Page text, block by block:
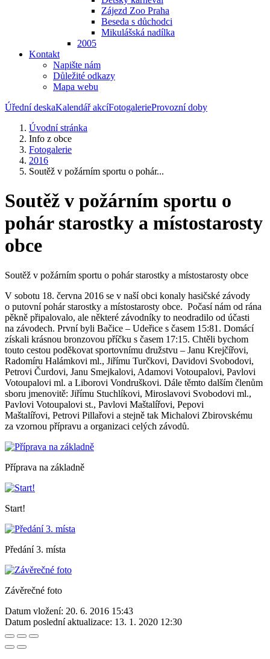
Zájezd Zoo Praha
Beseda s důchodci
Mikulášská nadílka
2005
Kontakt
Napište nám
Důležité odkazy
Mapa webu
Úřední deskaKalendář akcíFotogalerieProvozní doby
Úvodní stránka
Info z obce
Fotogalerie
2016
Soutěž v požárním sportu o pohár...
Soutěž v požárním sportu o
pohár starostky a místostarosty
obce
Soutěž v požárním sportu o pohár starostky a místostarosty obce
V sobotu 18. června 2016 se v naší obci konaly hasičské závody
o putovní pohár starostky a místostarosty obce. Počasí nám od rána
pěkně připalovalo, ale některé závodníky to neodradilo od účasti
na závodech. První byli Bačice – Udeřice s časem 15:81. Domácí
získali krásnou bronzovou příčku s časem 17:15. Chtěli bychom
touto cestou poděkovat sportovnímu družstvu – Janu Krejčířovi,
Radomíru Halámkovi ml., Jiřímu Turčkovi, Davidovi Svobodovi,
Petrovi Čurdovi, Janu Smejkalovi, Adamovi Votoupalovi, Pavlovi
Votoupalovi ml. a Liborovi Vondruškovi. Dále těmto dalším členům
sboru jmenovitě: Jiřímu Stuchlíkovi, Miroslavovi Svobodovi ml.,
Pavlovi Votoupalovi st., Pavlovi Maštalířovi, Pepovi
Maštalířovi, Petrovi Pillařovi a stejně tak Michalovi Zbirovskému
za vzornou přípravu a organizaci celých závodů.
Příprava na základně
Start!
Předání 3. místa
Závěrečné foto
Datum vložení: 20. 6. 2016 15:43
Datum poslední aktualizace: 13. 1. 2020 12:30